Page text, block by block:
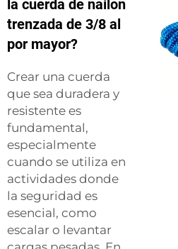
la cuerda de nailon
trenzada de 3/8 al
por mayor?
Crear una cuerda
que sea duradera y
resistente es
fundamental,
especialmente
cuando se utiliza en
actividades donde
la seguridad es
esencial, como
escalar o levantar